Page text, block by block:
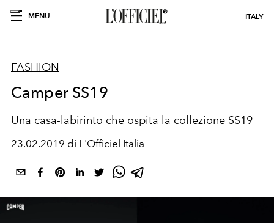
MENU ITALY
FASHION
Camper SS19
Una casa-labirinto che ospita la collezione SS19
23.02.2019 di L'Officiel Italia